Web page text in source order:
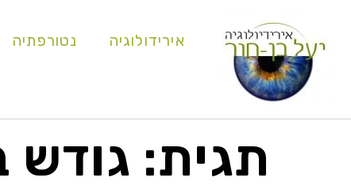
אירידולוגיה נטורפתיה
תגית: גודש